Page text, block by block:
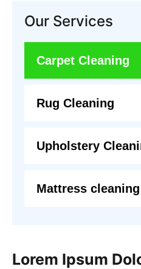
Our Services
Carpet Cleaning
Rug Cleaning
Upholstery
Mattress cleaning
Lorem Ipsum